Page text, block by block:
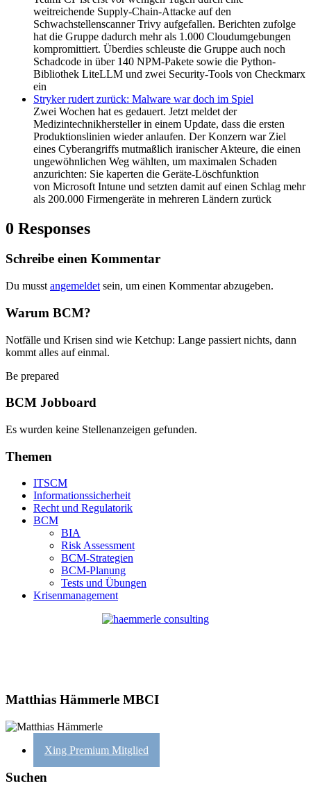
weitreichende Supply-Chain-Attacke auf den
Schwachstellenscanner Trivy aufgefallen. Berichten zufolge
hat die Gruppe dadurch mehr als 1.000 Cloudumgebungen
kompromittiert. Überdies schleuste die Gruppe auch noch
Schadcode in über 140 NPM-Pakete sowie die Python-
Bibliothek LiteLLM und zwei Security-Tools von Checkmarx
ein
Stryker rudert zurück: Malware war doch im Spiel
Zwei Wochen hat es gedauert. Jetzt meldet der
Medizintechnikhersteller in einem Update, dass die ersten
Produktionslinien wieder anlaufen. Der Konzern war Ziel
eines Cyberangriffs mutmaßlich iranischer Akteure, die einen
ungewöhnlichen Weg wählten, um maximalen Schaden
anzurichten: Sie kaperten die Geräte-Löschfunktion
von Microsoft Intune und setzten damit auf einen Schlag mehr
als 200.000 Firmengeräte in mehreren Ländern zurück
0 Responses
Schreibe einen Kommentar
Du musst angemeldet sein, um einen Kommentar abzugeben.
Warum BCM?
Notfälle und Krisen sind wie Ketchup: Lange passiert nichts, dann
kommt alles auf einmal.
Be prepared
BCM Jobboard
Es wurden keine Stellenanzeigen gefunden.
Themen
ITSCM
Informationssicherheit
Recht und Regulatorik
BCM
BIA
Risk Assessment
BCM-Strategien
BCM-Planung
Tests und Übungen
Krisenmanagement
Matthias Hämmerle MBCI
Xing Premium Mitglied
Suchen